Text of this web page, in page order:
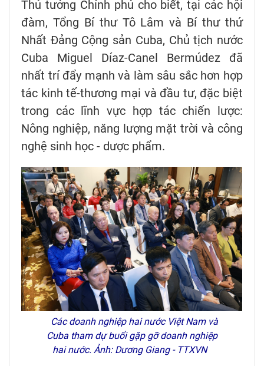
Thủ tướng Chính phủ cho biết, tại các hội
đàm, Tổng Bí thư Tô Lâm và Bí thư thứ
Nhất Đảng Cộng sản Cuba, Chủ tịch nước
Cuba Miguel Díaz-Canel Bermúdez đã
nhất trí đẩy mạnh và làm sâu sắc hơn hợp
tác kinh tế-thương mại và đầu tư, đặc biệt
trong các lĩnh vực hợp tác chiến lược:
Nông nghiệp, năng lượng mặt trời và công
nghệ sinh học - dược phẩm.
Các doanh nghiệp hai nước Việt Nam và
Cuba tham dự buổi gặp gỡ doanh nghiệp
hai nước. Ảnh: Dương Giang - TTXVN